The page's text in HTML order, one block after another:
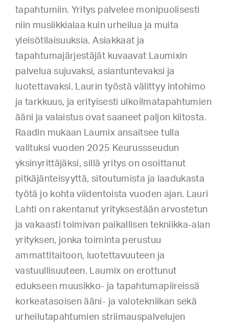
tapahtumiin. Yritys palvelee monipuolisesti
niin musiikkialaa kuin urheilua ja muita
yleisötilaisuuksia. Asiakkaat ja
tapahtumajärjestäjät kuvaavat Laumixin
palvelua sujuvaksi, asiantuntevaksi ja
luotettavaksi. Laurin työstä välittyy intohimo
ja tarkkuus, ja erityisesti ulkoilmatapahtumien
ääni ja valaistus ovat saaneet paljon kiitosta.
Raadin mukaan Laumix ansaitsee tulla
valituksi vuoden 2025 Keurussseudun
yksinyrittäjäksi, sillä yritys on osoittanut
pitkäjänteisyyttä, sitoutumista ja laadukasta
työtä jo kohta viidentoista vuoden ajan. Lauri
Lahti on rakentanut yrityksestään arvostetun
ja vakaasti toimivan paikallisen tekniikka-alan
yrityksen, jonka toiminta perustuu
ammattitaitoon, luotettavuuteen ja
vastuullisuuteen. Laumix on erottunut
edukseen muusikko- ja tapahtumapiireissä
korkeatasoisen ääni- ja valotekniikan sekä
urheilutapahtumien striimauspalvelujen